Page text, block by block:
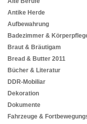
Antike Herde
Aufbewahrung
Badezimmer &
Braut & Bräutigam
Bread & Butter 2011
Bücher & Literatur
DDR-Mobiliar
Dekoration
Dokumente
Fahrzeuge &